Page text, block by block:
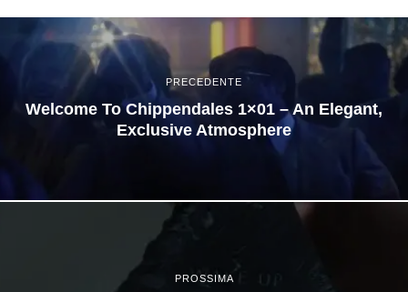
PRECEDENTE
Welcome To Chippendales 1×01 – An Elegant,
Exclusive Atmosphere
PROSSIMA